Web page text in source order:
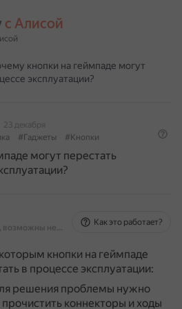
с Алисой
кнопки на геймпаде могут
эксплуатации?
23 декабря
#Гаджеты #Кнопки
могут перестать
На основе источников, возможны неточности
Как это работает?
кнопки на геймпаде
в процессе эксплуатации:
решения проблемы нужно
коннекторы и ходы